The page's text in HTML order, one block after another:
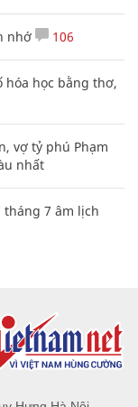
nhớ 106
hóa học bằng thơ,
vợ tỷ phú Phạm
nhất
7 âm lịch